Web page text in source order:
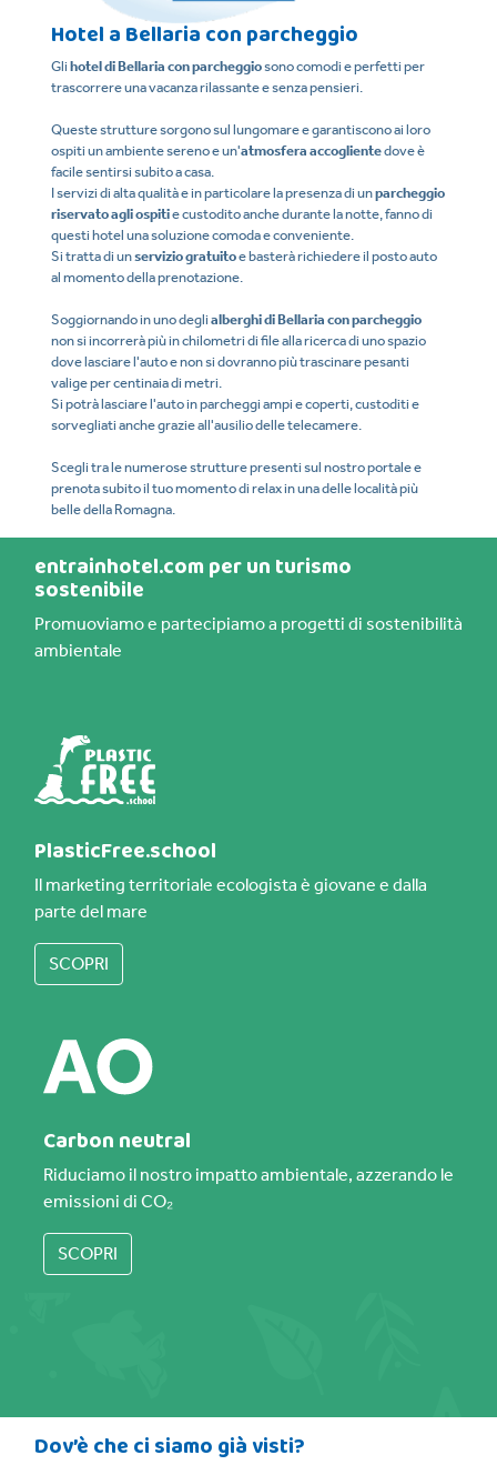
Hotel a Bellaria con parcheggio
Glihotel di Bellaria con parcheggiosono comodi e perfetti per
trascorrere una vacanza rilassante e senza pensieri.
Queste strutture sorgono sul lungomare e garantiscono ai loro
ospiti un ambiente sereno e un'atmosfera accoglientedove è
facile sentirsi subito a casa.
I servizi di alta qualità e in particolare la presenza di unparcheggio
riservato agli ospitie custodito anche durante la notte, fanno di
questi hotel una soluzione comoda e conveniente.
Si tratta di unservizio gratuitoe basterà richiedere il posto auto
al momento della prenotazione.
Soggiornando in uno deglialberghi di Bellaria con parcheggio
non si incorrerà più in chilometri di file alla ricerca di uno spazio
dove lasciare l'auto e non si dovranno più trascinare pesanti
valige per centinaia di metri.
Si potrà lasciare l'auto in parcheggi ampi e coperti, custoditi e
sorvegliati anche grazie all'ausilio delle telecamere.
Scegli tra le numerose strutture presenti sul nostro portale e
prenota subito il tuo momento di relax in una delle località più
belle della Romagna.
entrainhotel.com per un turismo
sostenibile
Promuoviamo e partecipiamo a progetti di sostenibilità
ambientale
PlasticFree.school
Il marketing territoriale ecologista è giovane e dalla
parte del mare
SCOPRI
Carbon neutral
Riduciamo il nostro impatto ambientale, azzerando le
emissioni di CO₂
SCOPRI
Dov’è che ci siamo già visti?